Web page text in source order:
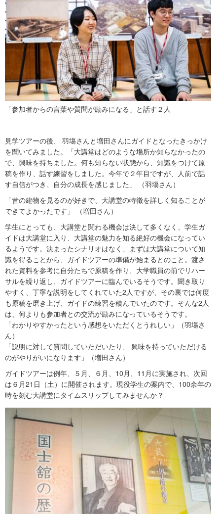
「参加者からの言葉や質問が励みになる」と話す２人
見学ツアーの後、 羽塲さんと増田さんにガイドとなったきっかけ
を聞いてみました。「大講堂はどのような場所か知らなかったの
で、興味を持ちました。何も知らない状態から、知識をつけて原
稿を作り、話す練習をしました。今年で２年目ですが、人前で話
す自信がつき、自分の成長を感じました」 （羽塲さん）
「昔の建物を見るのが好きで、大講堂の特徴を詳しく知ることが
できてよかったです」 （増田さん）
学生にとっても、大講堂と関わる機会は決して多くなく、学生ガ
イドは大講堂に入り、大講堂の魅力を知る絶好の機会になってい
るようです。決まったシナリオはなく、まずは大講堂について知
識を得ることから、ガイドツアーの準備が始まるとのこと。渡さ
れた資料を参考に自分たちで原稿を作り、大学職員の前でリハー
サルを繰り返し、ガイドツアーに臨んでいるそうです。聞き取り
やすく、丁寧な説明をしてくれていた2人ですが、その裏では何度
も原稿を磨き上げ、ガイドの練習を積んでいたのです。そんな2人
は、何よりも参加者との交流が励みになっているそうです。
「わかりやすかったという感想をいただくとうれしい」（羽塲さ
ん）
「説明に対して質問していただいたり、 興味を持っていただける
のがやりがいになります」（増田さん）
ガイドツアーは例年、５月、６月、10月、11月に実施され、次回
は６月21日（土）に開催されます。現役学生の案内で、100余年の
時を刻む大講堂にタイムスリップしてみませんか？